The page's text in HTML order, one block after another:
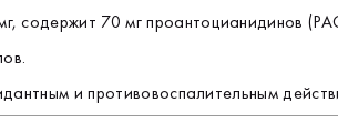
содержит 70 мг проантоцианидинов
и противовоспалительным